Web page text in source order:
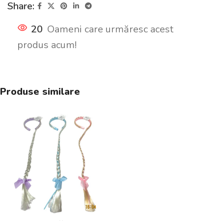
Share:
20 Oameni care urmăresc acest
produs acum!
Produse similare